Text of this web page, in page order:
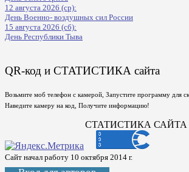
12 августа 2026 (ср):
День Военно- воздушных сил России
15 августа 2026 (сб):
День Республики Тыва
QR-код и СТАТИСТИКА сайта
Возьмите моб телефон с камерой, Запустите программу для
Наведите камеру на код, Получите информацию!
СТАТИСТИКА САЙТА
Сайт начал работу 10 октября 2014 г.